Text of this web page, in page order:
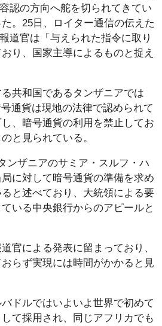
認の方向へ舵を切られてきてい
。25日、ロイター通信の伝えた
道官は「与えられた指令に取り
り、国家主導によるものと捉え
共和国であるタンザニアでは
通貨は現地の法律で認められて
、暗号通貨の利用を禁止してお
と見られている。
ンザニアのサミア・スルフ・ハ
に対して暗号通貨の準備を求め
と述べており、大統領による要
いる中央銀行からのアピールと
官による発表に留まっており、
らず実現には時間がかかると見
ドルではいよいよ世界で初めて
て採用され、同じアフリカでも